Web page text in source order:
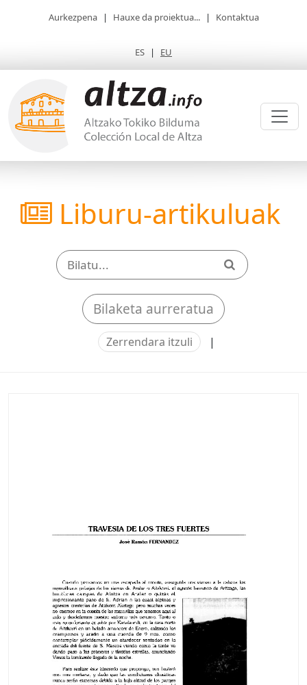
Aurkezpena | Hauxe da proiektua... | Kontaktua
ES | EU
Liburu-artikuluak
Bilaketa aurreratua
Zerrendara itzuli |